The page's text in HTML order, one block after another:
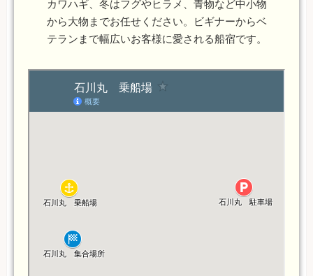
カワハギ、冬はフグやヒラメ、青物など中小物
から大物までお任せください。ビギナーからベ
テランまで幅広いお客様に愛される船宿です。